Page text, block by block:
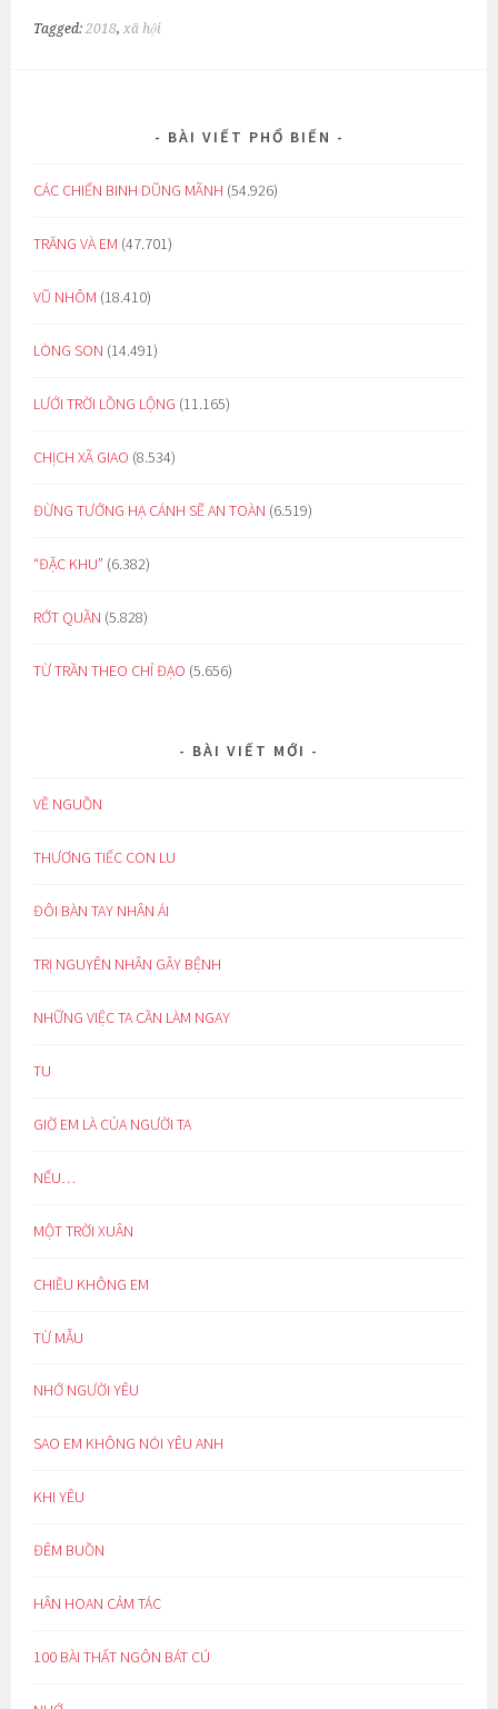
Tagged:2018,xã hội
BÀI VIẾT PHỔ BIẾN
CÁC CHIẾN BINH DŨNG MÃNH (54.926)
TRĂNG VÀ EM (47.701)
VŨ NHÔM (18.410)
LÒNG SON (14.491)
LƯỚI TRỜI LỒNG LỘNG (11.165)
CHỊCH XÃ GIAO (8.534)
ĐỪNG TƯỞNG HẠ CÁNH SẼ AN TOÀN (6.519)
“ĐẶC KHU” (6.382)
RỚT QUẦN (5.828)
TỪ TRẦN THEO CHỈ ĐẠO (5.656)
BÀI VIẾT MỚI
VỀ NGUỒN
THƯƠNG TIẾC CON LU
ĐÔI BÀN TAY NHÂN ÁI
TRỊ NGUYÊN NHÂN GÂY BỆNH
NHỮNG VIỆC TA CẦN LÀM NGAY
TU
GIỜ EM LÀ CỦA NGƯỜI TA
NẾU…
MỘT TRỜI XUÂN
CHIỀU KHÔNG EM
TỪ MẪU
NHỚ NGƯỜI YÊU
SAO EM KHÔNG NÓI YÊU ANH
KHI YÊU
ĐÊM BUỒN
HÂN HOAN CẢM TÁC
100 BÀI THẤT NGÔN BÁT CÚ